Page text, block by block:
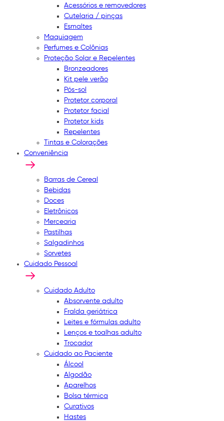
Acessórios e removedores
Cutelaria / pinças
Esmaltes
Maquiagem
Perfumes e Colônias
Proteção Solar e Repelentes
Bronzeadores
Kit pele verão
Pós-sol
Protetor corporal
Protetor facial
Protetor kids
Repelentes
Tintas e Colorações
Conveniência
Barras de Cereal
Bebidas
Doces
Eletrônicos
Mercearia
Pastilhas
Salgadinhos
Sorvetes
Cuidado Pessoal
Cuidado Adulto
Absorvente adulto
Fralda geriátrica
Leites e fórmulas adulto
Lenços e toalhas adulto
Trocador
Cuidado ao Paciente
Álcool
Algodão
Aparelhos
Bolsa térmica
Curativos
Hastes